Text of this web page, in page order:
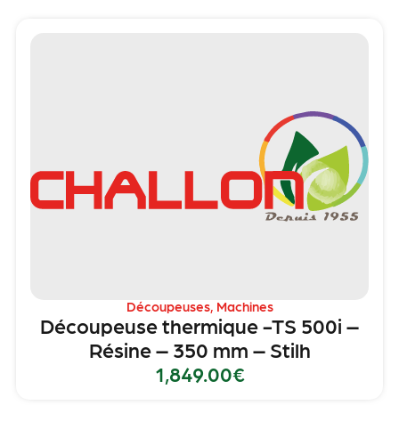
Découpeuses, Machines
Découpeuse thermique -TS 500i –
Résine – 350 mm – Stilh
1,849.00€